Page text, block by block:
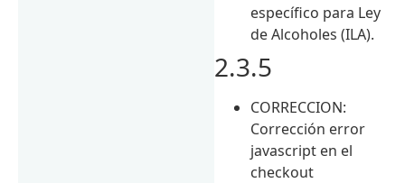
específico para Ley
de Alcoholes (ILA).
2.3.5
CORRECCION:
Corrección error
javascript en el
checkout